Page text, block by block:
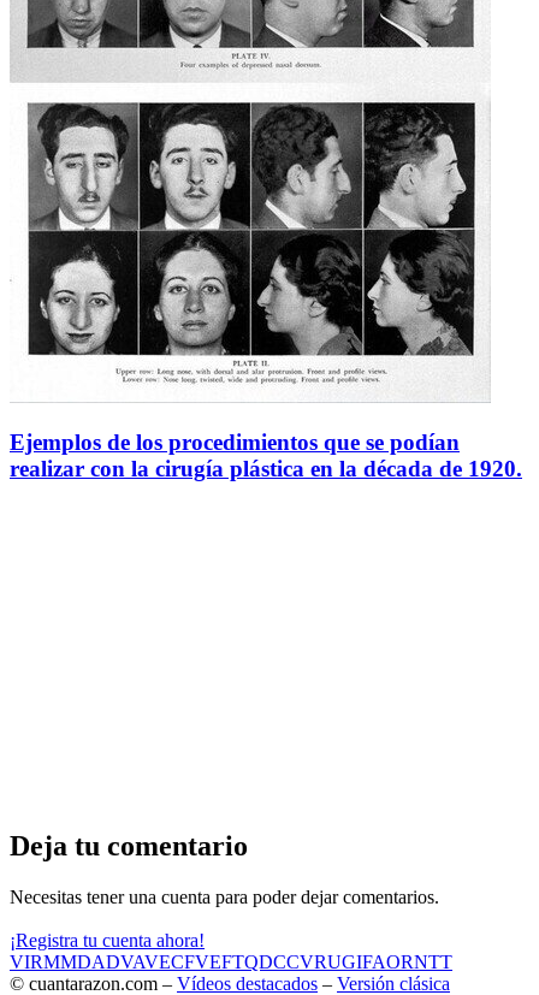
Ejemplos de los procedimientos que se podían
realizar con la cirugía plástica en la década de 1920.
Deja tu comentario
Necesitas tener una cuenta para poder dejar comentarios.
¡Registra tu cuenta ahora!
VIRMMDADVAVECFVEFTQDCCVRUGIFAORNTT
© cuantarazon.com – Vídeos destacados – Versión clásica